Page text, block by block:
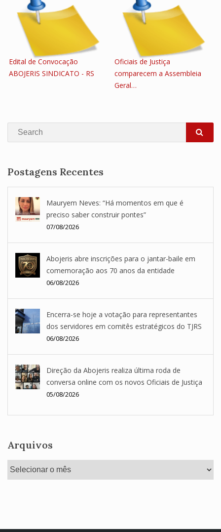
Edital de Convocação
ABOJERIS SINDICATO - RS
Oficiais de Justiça
comparecem a Assembleia
Geral…
Search
Postagens Recentes
Mauryem Neves: “Há momentos em que é
preciso saber construir pontes”
07/08/2026
Abojeris abre inscrições para o jantar-baile em
comemoração aos 70 anos da entidade
06/08/2026
Encerra-se hoje a votação para representantes
dos servidores em comitês estratégicos do TJRS
06/08/2026
Direção da Abojeris realiza última roda de
conversa online com os novos Oficiais de Justiça
05/08/2026
Arquivos
Arquivos